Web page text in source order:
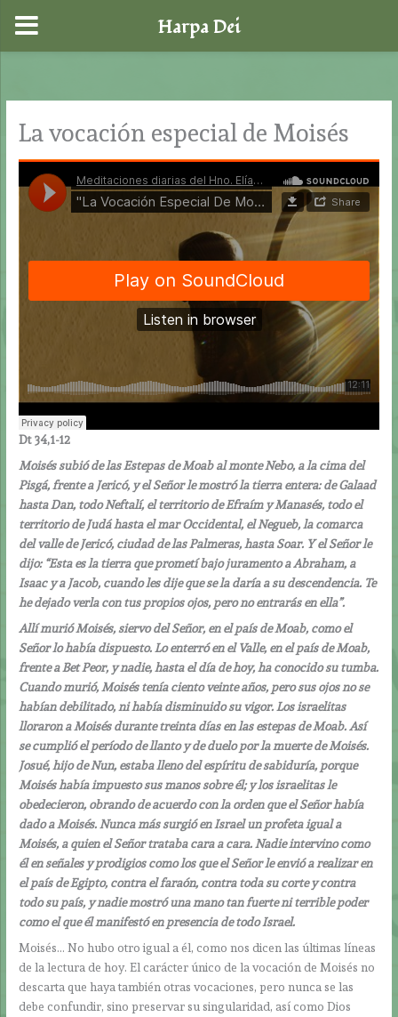
contenido
La vocación especial de Moisés
Dt 34,1-12
Moisés subió de las Estepas de Moab al monte Nebo, a la cima del
Pisgá, frente a Jericó, y el Señor le mostró la tierra entera: de Galaad
hasta Dan, todo Neftalí, el territorio de Efraím y Manasés, todo el
territorio de Judá hasta el mar Occidental, el Negueb, la comarca
del valle de Jericó, ciudad de las Palmeras, hasta Soar. Y el Señor le
dijo: “Esta es la tierra que prometí bajo juramento a Abraham, a
Isaac y a Jacob, cuando les dije que se la daría a su descendencia. Te
he dejado verla con tus propios ojos, pero no entrarás en ella”.
Allí murió Moisés, siervo del Señor, en el país de Moab, como el
Señor lo había dispuesto. Lo enterró en el Valle, en el país de Moab,
frente a Bet Peor, y nadie, hasta el día de hoy, ha conocido su tumba.
Cuando murió, Moisés tenía ciento veinte años, pero sus ojos no se
habían debilitado, ni había disminuido su vigor. Los israelitas
lloraron a Moisés durante treinta días en las estepas de Moab. Así
se cumplió el período de llanto y de duelo por la muerte de Moisés.
Josué, hijo de Nun, estaba lleno del espíritu de sabiduría, porque
Moisés había impuesto sus manos sobre él; y los israelitas le
obedecieron, obrando de acuerdo con la orden que el Señor había
dado a Moisés. Nunca más surgió en Israel un profeta igual a
Moisés, a quien el Señor trataba cara a cara. Nadie intervino como
él en señales y prodigios como los que el Señor le envió a realizar en
el país de Egipto, contra el faraón, contra toda su corte y contra
todo su país, y nadie mostró una mano tan fuerte ni terrible poder
como el que él manifestó en presencia de todo Israel.
Moisés… No hubo otro igual a él, como nos dicen las últimas líneas
de la lectura de hoy. El carácter único de la vocación de Moisés no
descarta que haya también otras vocaciones, pero nunca se las
debe confundir, sino preservar su singularidad, así como Dios
Harpa Dei